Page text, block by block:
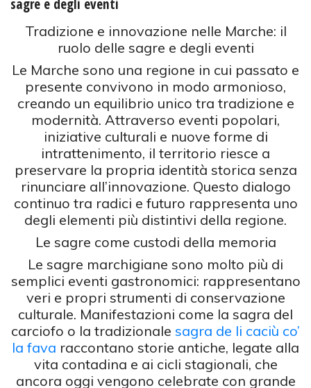
sagre e degli eventi
Tradizione e innovazione nelle Marche: il
ruolo delle sagre e degli eventi
Le Marche sono una regione in cui passato e
presente convivono in modo armonioso,
creando un equilibrio unico tra tradizione e
modernità. Attraverso eventi popolari,
iniziative culturali e nuove forme di
intrattenimento, il territorio riesce a
preservare la propria identità storica senza
rinunciare all’innovazione. Questo dialogo
continuo tra radici e futuro rappresenta uno
degli elementi più distintivi della regione.
Le sagre come custodi della memoria
Le sagre marchigiane sono molto più di
semplici eventi gastronomici: rappresentano
veri e propri strumenti di conservazione
culturale. Manifestazioni come la sagra del
carciofo o la tradizionale sagra de li caciù co’
la fava raccontano storie antiche, legate alla
vita contadina e ai cicli stagionali, che
ancora oggi vengono celebrate con grande